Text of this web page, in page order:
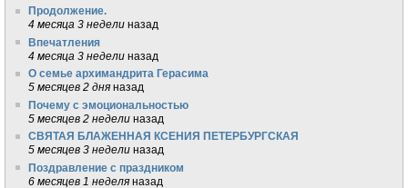
Продолжение.
4 месяца 3 недели назад
Впечатления
4 месяца 3 недели назад
О семье архимандрита Герасима
5 месяцев 2 дня назад
Почему с эмоциональностью
5 месяцев 2 недели назад
СВЯТАЯ БЛАЖЕННАЯ КСЕНИЯ ПЕТЕРБУРГСКАЯ
5 месяцев 3 недели назад
Поздравление с праздником
6 месяцев 1 неделя назад